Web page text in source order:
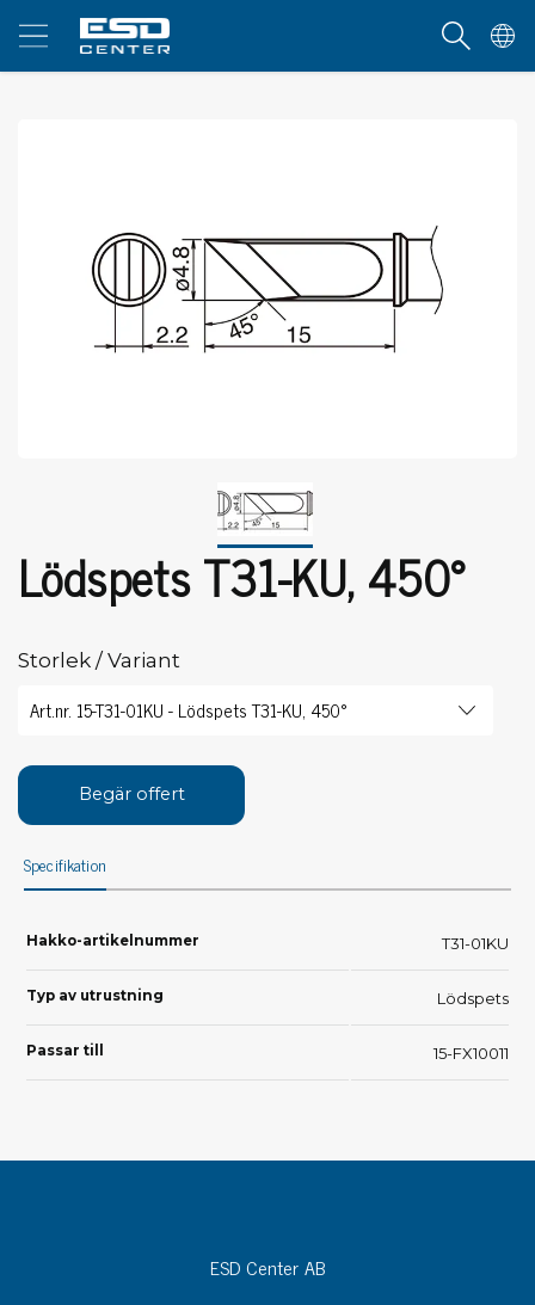
Lödspets T31-KU, 450°
Storlek / Variant
Begär offert
Specifikation
Hakko-artikelnummer T31-01KU
Typ av utrustning Lödspets
Passar till 15-FX10011
ESD Center AB